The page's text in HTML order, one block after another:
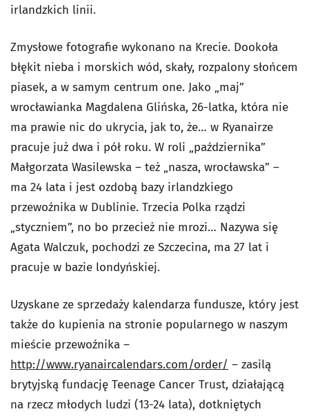
irlandzkich linii.
Zmysłowe fotografie wykonano na Krecie. Dookoła
błękit nieba i morskich wód, skały, rozpalony słońcem
piasek, a w samym centrum one. Jako „maj”
wrocławianka Magdalena Glińska, 26-latka, która nie
ma prawie nic do ukrycia, jak to, że… w Ryanairze
pracuje już dwa i pół roku. W roli „października”
Małgorzata Wasilewska – też „nasza, wrocławska” –
ma 24 lata i jest ozdobą bazy irlandzkiego
przewoźnika w Dublinie. Trzecia Polka rządzi
„styczniem”, no bo przecież nie mrozi… Nazywa się
Agata Walczuk, pochodzi ze Szczecina, ma 27 lat i
pracuje w bazie londyńskiej.
Uzyskane ze sprzedaży kalendarza fundusze, który jest
także do kupienia na stronie popularnego w naszym
mieście przewoźnika –
http://www.ryanaircalendars.com/order/ – zasilą
brytyjską fundację Teenage Cancer Trust, działającą
na rzecz młodych ludzi (13-24 lata), dotkniętych